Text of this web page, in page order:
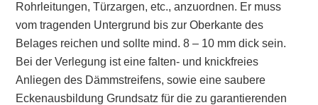
Rohrleitungen, Türzargen, etc., anzuordnen. Er muss
vom tragenden Untergrund bis zur Oberkante des
Belages reichen und sollte mind. 8 – 10 mm dick sein.
Bei der Verlegung ist eine falten- und knickfreies
Anliegen des Dämmstreifens, sowie eine saubere
Eckenausbildung Grundsatz für die zu garantierenden